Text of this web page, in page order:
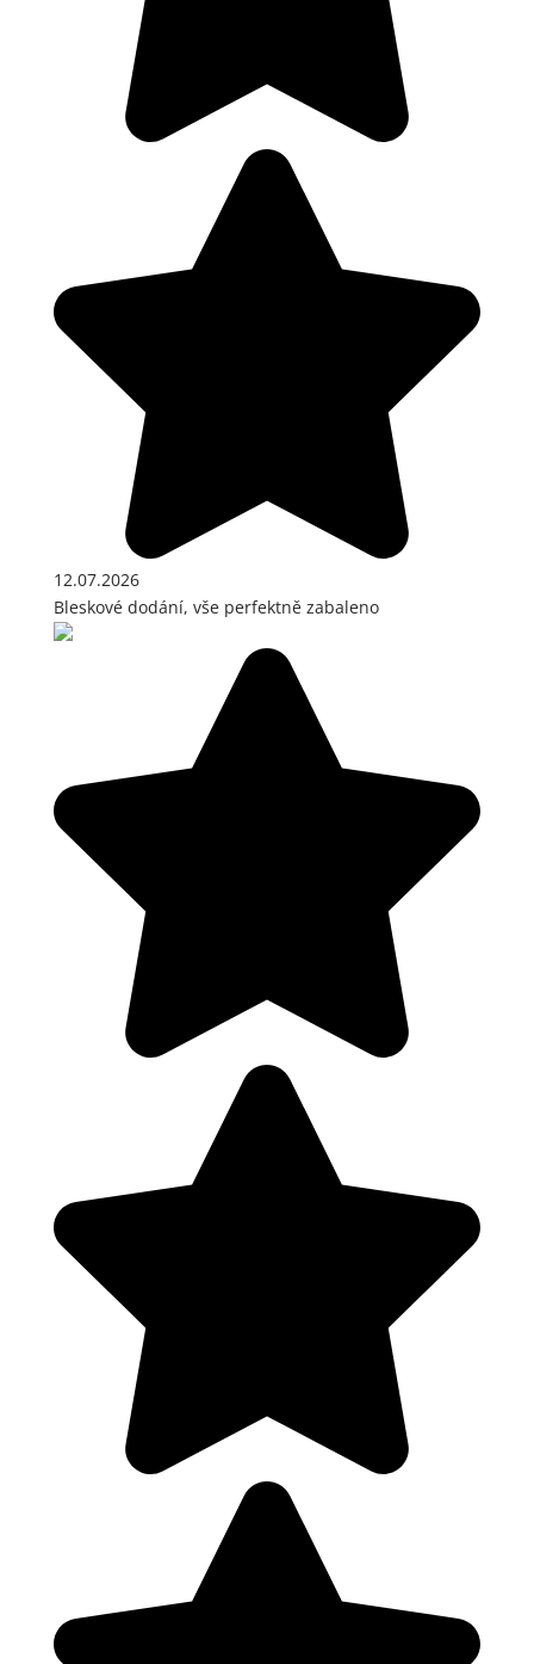
12.07.2026
Bleskové dodání, vše perfektně zabaleno